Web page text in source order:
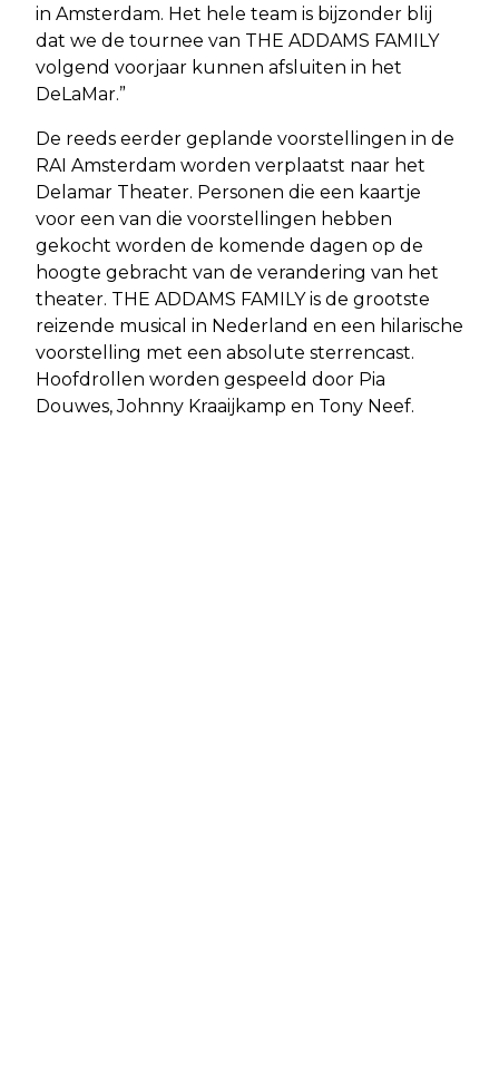
in Amsterdam. Het hele team is bijzonder blij
dat we de tournee van THE ADDAMS FAMILY
volgend voorjaar kunnen afsluiten in het
DeLaMar.”
De reeds eerder geplande voorstellingen in de
RAI Amsterdam worden verplaatst naar het
Delamar Theater. Personen die een kaartje
voor een van die voorstellingen hebben
gekocht worden de komende dagen op de
hoogte gebracht van de verandering van het
theater. THE ADDAMS FAMILY is de grootste
reizende musical in Nederland en een hilarische
voorstelling met een absolute sterrencast.
Hoofdrollen worden gespeeld door Pia
Douwes, Johnny Kraaijkamp en Tony Neef.